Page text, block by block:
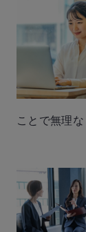
ことで無理な